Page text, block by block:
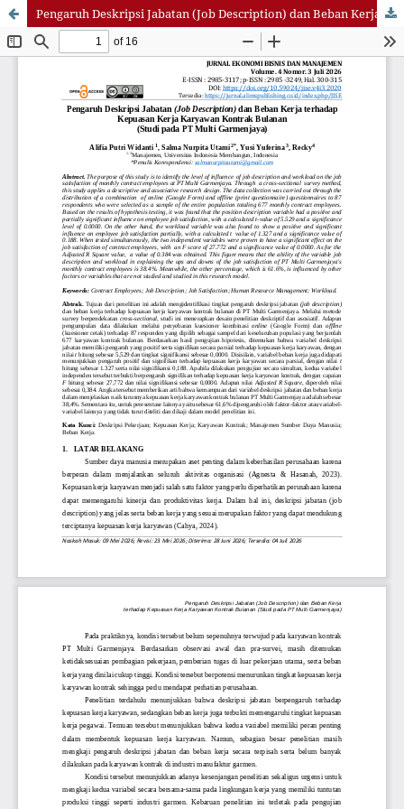
Pengaruh Deskripsi Jabatan (Job Description) dan Beban Kerja terhadap Kepuasan Kerja Karyawan Kontrak Bulanan (Studi pada PT Multi Garmenjaya)